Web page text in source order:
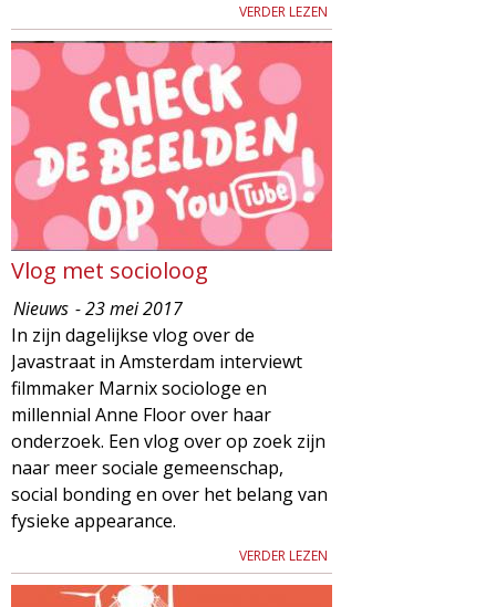
VERDER LEZEN
Vlog met socioloog
Nieuws - 23 mei 2017
In zijn dagelijkse vlog over de
Javastraat in Amsterdam interviewt
filmmaker Marnix sociologe en
millennial Anne Floor over haar
onderzoek. Een vlog over op zoek zijn
naar meer sociale gemeenschap,
social bonding en over het belang van
fysieke appearance.
VERDER LEZEN